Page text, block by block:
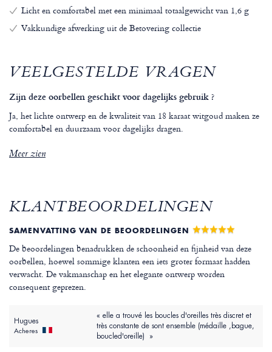
Licht en comfortabel met een minimaal totaalgewicht van 1,6 g
Vakkundige afwerking uit de Betovering collectie
VEELGESTELDE VRAGEN
Zijn deze oorbellen geschikt voor dagelijks gebruik ?
Ja, het lichte ontwerp en de kwaliteit van 18 karaat witgoud maken ze
comfortabel en duurzaam voor dagelijks dragen.
Meer zien
KLANTBEOORDELINGEN
SAMENVATTING VAN DE BEOORDELINGEN
De beoordelingen benadrukken de schoonheid en fijnheid van deze
oorbellen, hoewel sommige klanten een iets groter formaat hadden
verwacht. De vakmanschap en het elegante ontwerp worden
consequent geprezen.
Hugues
Acheres
« elle a trouvé les boucles d'oreilles très discret et
très constante de sont ensemble (médaille ,bague,
boucled'oreille) »